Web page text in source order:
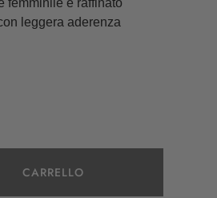
femminile e raffinato
leggera aderenza
CARRELLO